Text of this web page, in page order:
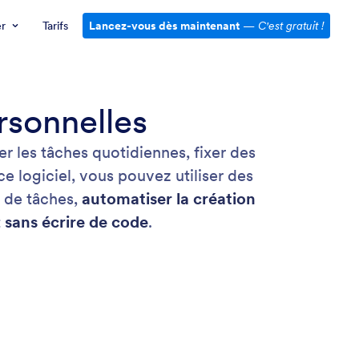
Tarifs Lancez-vous dès maintenant— C'est gratuit !
les tâches quotidiennes, fixer des
logiciel, vous pouvez utiliser des
tâches,automatiser la création
sans écrire de code.